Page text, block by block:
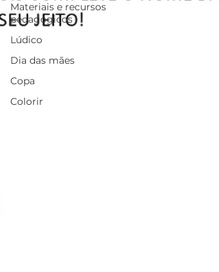
Materiais e recursos
pedagógicos
Lúdico
Dia das mães
Copa
Colorir